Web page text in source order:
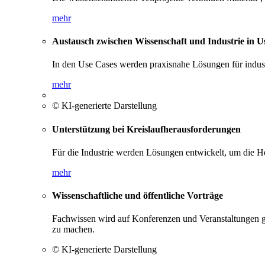
mehr
Austausch zwischen Wissenschaft und Industrie in
In den Use Cases werden praxisnahe Lösungen für
mehr
© KI-generierte Darstellung
Unterstützung bei Kreislaufherausforderungen
Für die Industrie werden Lösungen entwickelt, um die
mehr
Wissenschaftliche und öffentliche Vorträge
Fachwissen wird auf Konferenzen und
zu machen.
© KI-generierte Darstellung